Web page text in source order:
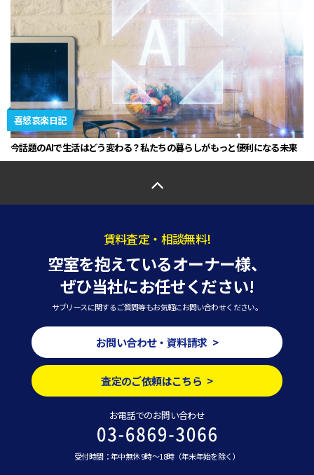
喜怒哀楽日記
今話題のAIで生活はどう変わる？私たちの暮らしがもっと便利になる未来
賃料査定・相談無料!
空室を抱えているオーナー様、
ぜひ当社にお任せください!
サブリースに関するご質問等もお気軽にお問い合わせください。
お問い合わせ・資料請求 >
査定のご依頼はこちら >
お電話でのお問い合わせ
受付時間：年中無休 9時～18時（年末年始を除く）